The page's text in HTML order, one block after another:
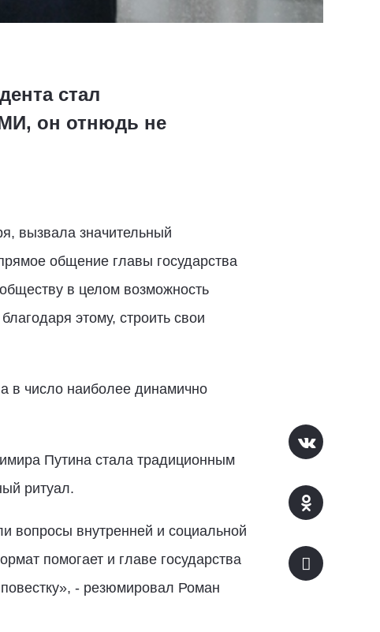
стал
он отнюдь не
вызвала значительный
общение главы государства
в целом возможность
этому, строить свои
в число наиболее динамично
Путина стала традиционным
ритуал.
вопросы внутренней и социальной
помогает и главе государства
- резюмировал Роман